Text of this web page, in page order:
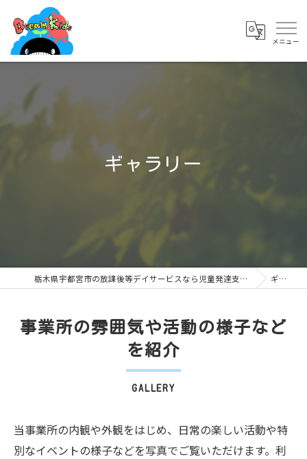
ギャラリー
栃木県宇都宮市の放課後等デイサービスなら児童発達支援・放課後等デイサービス ドリームキッズ簗瀬店 ギャラリー
事業所の雰囲気や活動の様子など
を紹介
GALLERY
当事業所の内観や外観をはじめ、日常の楽しい活動や特
別なイベントの様子などを写真でご覧いただけます。利